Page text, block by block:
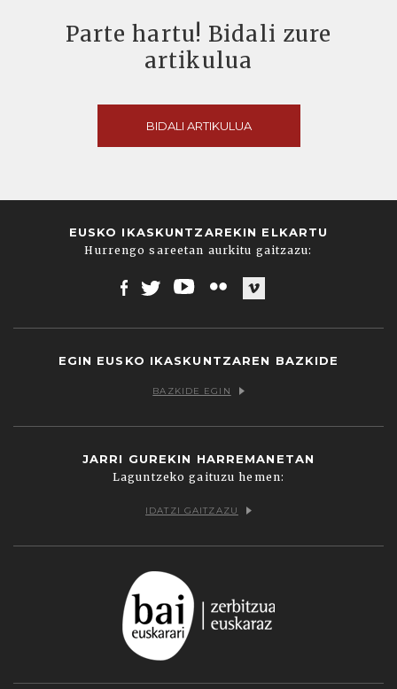
Parte hartu! Bidali zure
artikulua
BIDALI ARTIKULUA
EUSKO IKASKUNTZAREKIN ELKARTU
Hurrengo sareetan aurkitu gaitzazu:
EGIN EUSKO IKASKUNTZAREN BAZKIDE
BAZKIDE EGIN
JARRI GUREKIN HARREMANETAN
Laguntzeko gaituzu hemen:
IDATZI GAITZAZU